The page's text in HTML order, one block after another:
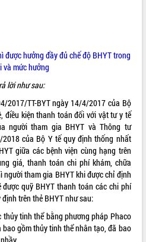
được hưởng đầy đủ chế độ BHYT trong
và mức hưởng
lời như sau:
2017/TT-BYT ngày 14/4/2017 của Bộ
điều kiện thanh toán đối với vật tư y tế
người tham gia BHYT và Thông tư
của Bộ Y tế quy định thống nhất
giữa các bệnh viện cùng hạng trên
giá, thanh toán chi phí khám, chữa
tham gia BHYT khi được chỉ định
quỹ BHYT thanh toán các chi phí
trên thẻ BHYT như sau:
thủy tinh thể bằng phương pháp Phaco
gồm thủy tinh thể nhân tạo, đã bao